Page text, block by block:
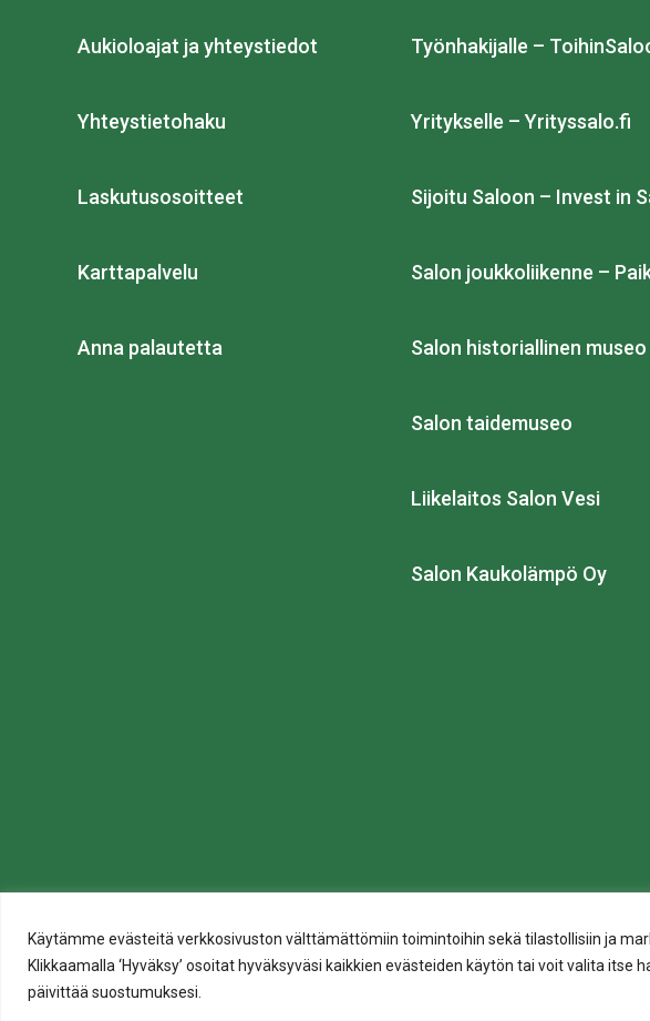
Käytämme evästeitä verkkosivuston välttämättömiin toimintoihin sekä tilastollisiin ja
Klikkaamalla ‘Hyväksy’ osoitat hyväksyväsi kaikkien evästeiden käytön tai voit valita itse
päivittää suostumuksesi.
Aukioloajat ja yhteystiedot
Yhteystietohaku
Laskutusosoitteet
Karttapalvelu
Anna palautetta
Työnhakijalle –
Yritykselle – Yrityssalo.fi
Sijoitu Saloon – Invest in
Salon joukkoliikenne –
Salon historiallinen museo
Salon taidemuseo
Liikelaitos Salon Vesi
Salon Kaukolämpö Oy
Tietosuoja
Evästeiden käyttö
Saavutettavuusseloste